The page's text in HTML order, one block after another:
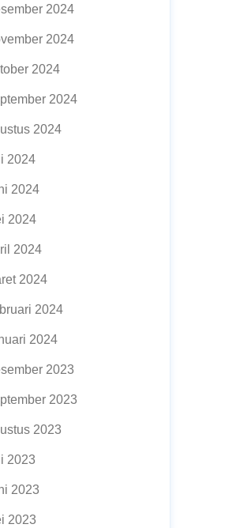
2024
2024
2024
2024
2024
2024
2024
2024
2024
2024
2024
2024
2023
2023
2023
2023
2023
2023